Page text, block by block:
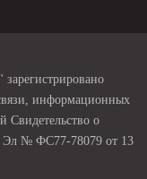
информационных
Свидетельство о
Эл № ФС77-78079 от 13